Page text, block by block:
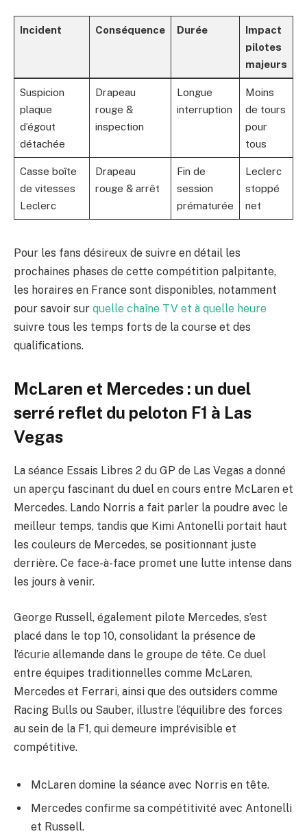
Incident Conséquence Durée
Impact
pilotes
majeurs
Suspicion
plaque
d’égout
détachée
Drapeau
rouge &
inspection
Longue
interruption
Moins
de tours
pour
tous
Casse boîte
de vitesses
Leclerc
Drapeau
rouge & arrêt
Fin de
session
prématurée
Leclerc
stoppé
net
Pour les fans désireux de suivre en détail les
prochaines phases de cette compétition palpitante,
les horaires en France sont disponibles, notamment
pour savoir sur quelle chaîne TV et à quelle heure
suivre tous les temps forts de la course et des
qualifications.
McLaren et Mercedes : un duel
serré reflet du peloton F1 à Las
Vegas
La séance Essais Libres 2 du GP de Las Vegas a donné
un aperçu fascinant du duel en cours entre McLaren et
Mercedes. Lando Norris a fait parler la poudre avec le
meilleur temps, tandis que Kimi Antonelli portait haut
les couleurs de Mercedes, se positionnant juste
derrière. Ce face-à-face promet une lutte intense dans
les jours à venir.
George Russell, également pilote Mercedes, s’est
placé dans le top 10, consolidant la présence de
l’écurie allemande dans le groupe de tête. Ce duel
entre équipes traditionnelles comme McLaren,
Mercedes et Ferrari, ainsi que des outsiders comme
Racing Bulls ou Sauber, illustre l’équilibre des forces
au sein de la F1, qui demeure imprévisible et
compétitive.
McLaren domine la séance avec Norris en tête.
Mercedes confirme sa compétitivité avec Antonelli
et Russell.